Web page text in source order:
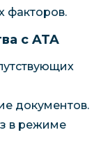
факторов.
с ATA
документов.
в режиме